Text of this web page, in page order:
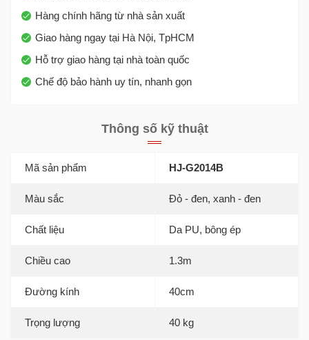
Hàng chính hãng từ nhà sản xuất
Giao hàng ngay tại Hà Nội, TpHCM
Hỗ trợ giao hàng tại nhà toàn quốc
Chế độ bảo hành uy tín, nhanh gọn
Thông số kỹ thuật
Mã sản phẩm HJ-G2014B
Màu sắc Đỏ - đen, xanh - đen
Chất liệu Da PU, bông ép
Chiều cao 1.3m
Đường kính 40cm
Trọng lượng 40 kg